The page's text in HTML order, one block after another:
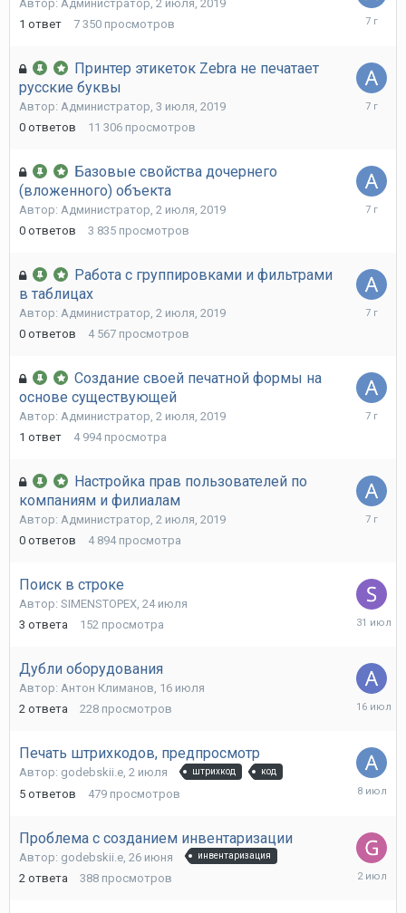
Автор: Администратор, 2 июля, 2019
1 ответ 7 350 просмотров
Принтер этикеток Zebra не печатает
русские буквы
Автор: Администратор, 3 июля, 2019
0 ответов 11 306 просмотров
Базовые свойства дочернего
(вложенного) объекта
Автор: Администратор, 2 июля, 2019
0 ответов 3 835 просмотров
Работа с группировками и фильтрами
в таблицах
Автор: Администратор, 2 июля, 2019
0 ответов 4 567 просмотров
Создание своей печатной формы на
основе существующей
Автор: Администратор, 2 июля, 2019
1 ответ 4 994 просмотра
Настройка прав пользователей по
компаниям и филиалам
Автор: Администратор, 2 июля, 2019
0 ответов 4 894 просмотра
Поиск в строке
Автор: SIMENSTOPEX, 24 июля
3 ответа 152 просмотра
31
Дубли оборудования
Автор: Антон Климанов, 16 июля
2 ответа 228 просмотров
16
Печать штрихкодов, предпросмотр
Автор: godebskii.e, 2 июля штрихкод код
5 ответов 479 просмотров
8
Проблема с созданием инвентаризации
Автор: godebskii.e 26 июня инвентаризация
2 ответа 388 просмотров
2